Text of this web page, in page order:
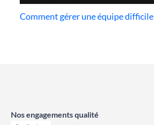
Comment gérer une équipe difficile
Nos engagements qualité